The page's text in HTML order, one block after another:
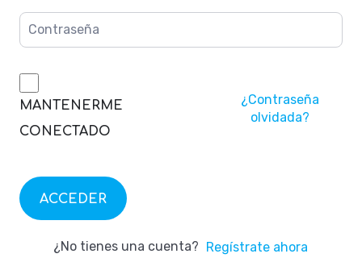
MANTENERME
CONECTADO
¿Contraseña
olvidada?
ACCEDER
¿No tienes una cuenta? Regístrate ahora